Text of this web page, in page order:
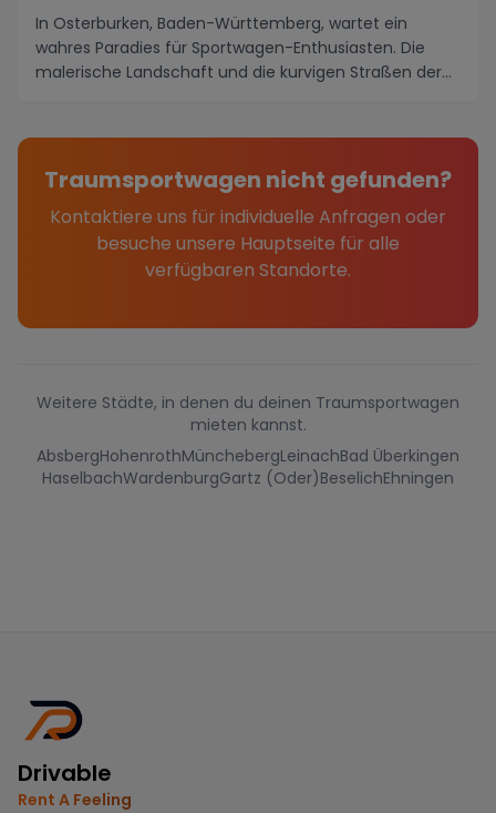
In Osterburken, Baden-Württemberg, wartet ein
wahres Paradies für Sportwagen-Enthusiasten. Die
malerische Landschaft und die kurvigen Straßen der
Traumsportwagen nicht gefunden?
Kontaktiere uns für individuelle Anfragen oder
besuche unsere Hauptseite für alle
verfügbaren Standorte.
Weitere Städte, in denen du deinen Traumsportwagen
mieten kannst.
AbsbergHohenrothMünchebergLeinachBad Überkingen
HaselbachWardenburgGartz (Oder)BeselichEhningen
Drivable
Rent A Feeling